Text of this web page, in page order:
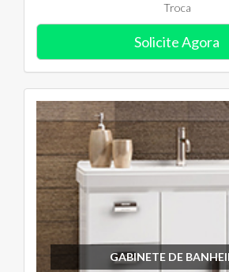
Troca
Solicite Agora
GABINETE DE